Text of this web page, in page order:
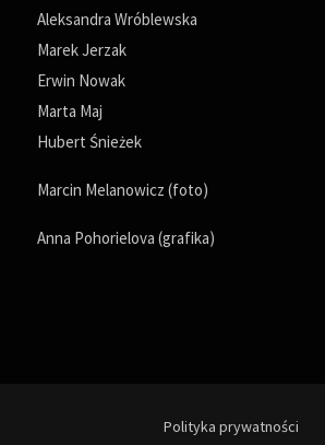
Aleksandra Wróblewska
Marek Jerzak
Erwin Nowak
Marta Maj
Hubert Śnieżek
Marcin Melanowicz (foto)
Anna Pohorielova (grafika)
Polityka prywatności